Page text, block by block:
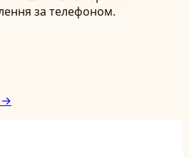
за телефоном.
→